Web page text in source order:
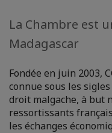
La Chambre est
Madagascar
Fondée en juin 2003,
connue sous les
droit malgache, à but
ressortissants
les échanges